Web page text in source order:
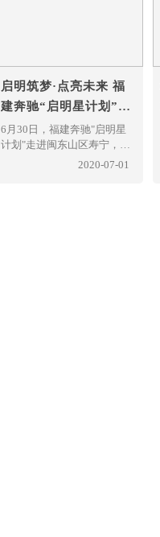
启明筑梦·点亮未来 福
建奔驰“启明星计划”走
进寿宁
6月30日，福建奔驰"启明星
计划"走进闽东山区寿宁，携
手福建省慈善总会和寿宁慈
2020-07-01